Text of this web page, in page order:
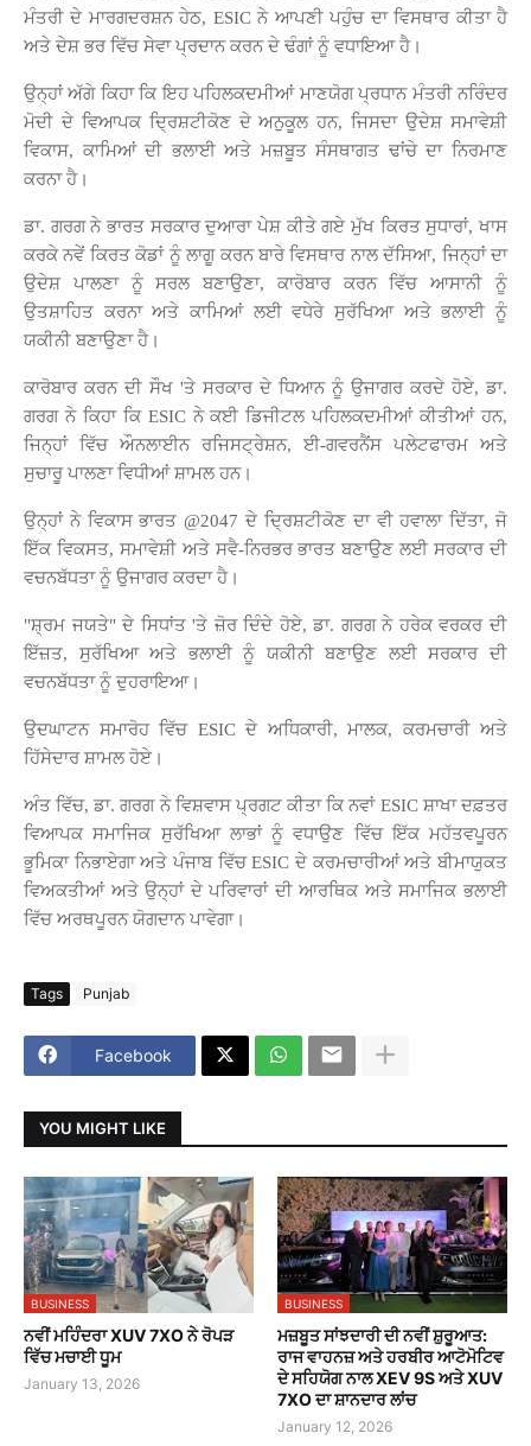
ਮੰਤਰੀ ਦੇ ਮਾਰਗਦਰਸ਼ਨ ਹੇਠ, ESIC ਨੇ ਆਪਣੀ ਪਹੁੰਚ ਦਾ ਵਿਸਥਾਰ ਕੀਤਾ ਹੈ
ਅਤੇ ਦੇਸ਼ ਭਰ ਵਿੱਚ ਸੇਵਾ ਪ੍ਰਦਾਨ ਕਰਨ ਦੇ ਢੰਗਾਂ ਨੂੰ ਵਧਾਇਆ ਹੈ।
ਉਨ੍ਹਾਂ ਅੱਗੇ ਕਿਹਾ ਕਿ ਇਹ ਪਹਿਲਕਦਮੀਆਂ ਮਾਣਯੋਗ ਪ੍ਰਧਾਨ ਮੰਤਰੀ ਨਰਿੰਦਰ
ਮੋਦੀ ਦੇ ਵਿਆਪਕ ਦ੍ਰਿਸ਼ਟੀਕੋਣ ਦੇ ਅਨੁਕੂਲ ਹਨ, ਜਿਸਦਾ ਉਦੇਸ਼ ਸਮਾਵੇਸ਼ੀ
ਵਿਕਾਸ, ਕਾਮਿਆਂ ਦੀ ਭਲਾਈ ਅਤੇ ਮਜ਼ਬੂਤ ​​ਸੰਸਥਾਗਤ ਢਾਂਚੇ ਦਾ ਨਿਰਮਾਣ
ਕਰਨਾ ਹੈ।
ਡਾ. ਗਰਗ ਨੇ ਭਾਰਤ ਸਰਕਾਰ ਦੁਆਰਾ ਪੇਸ਼ ਕੀਤੇ ਗਏ ਮੁੱਖ ਕਿਰਤ ਸੁਧਾਰਾਂ, ਖਾਸ
ਕਰਕੇ ਨਵੇਂ ਕਿਰਤ ਕੋਡਾਂ ਨੂੰ ਲਾਗੂ ਕਰਨ ਬਾਰੇ ਵਿਸਥਾਰ ਨਾਲ ਦੱਸਿਆ, ਜਿਨ੍ਹਾਂ ਦਾ
ਉਦੇਸ਼ ਪਾਲਣਾ ਨੂੰ ਸਰਲ ਬਣਾਉਣਾ, ਕਾਰੋਬਾਰ ਕਰਨ ਵਿੱਚ ਆਸਾਨੀ ਨੂੰ
ਉਤਸ਼ਾਹਿਤ ਕਰਨਾ ਅਤੇ ਕਾਮਿਆਂ ਲਈ ਵਧੇਰੇ ਸੁਰੱਖਿਆ ਅਤੇ ਭਲਾਈ ਨੂੰ
ਯਕੀਨੀ ਬਣਾਉਣਾ ਹੈ।
ਕਾਰੋਬਾਰ ਕਰਨ ਦੀ ਸੌਖ 'ਤੇ ਸਰਕਾਰ ਦੇ ਧਿਆਨ ਨੂੰ ਉਜਾਗਰ ਕਰਦੇ ਹੋਏ, ਡਾ.
ਗਰਗ ਨੇ ਕਿਹਾ ਕਿ ESIC ਨੇ ਕਈ ਡਿਜੀਟਲ ਪਹਿਲਕਦਮੀਆਂ ਕੀਤੀਆਂ ਹਨ,
ਜਿਨ੍ਹਾਂ ਵਿੱਚ ਔਨਲਾਈਨ ਰਜਿਸਟ੍ਰੇਸ਼ਨ, ਈ-ਗਵਰਨੈਂਸ ਪਲੇਟਫਾਰਮ ਅਤੇ
ਸੁਚਾਰੂ ਪਾਲਣਾ ਵਿਧੀਆਂ ਸ਼ਾਮਲ ਹਨ।
ਉਨ੍ਹਾਂ ਨੇ ਵਿਕਾਸ ਭਾਰਤ @2047 ਦੇ ਦ੍ਰਿਸ਼ਟੀਕੋਣ ਦਾ ਵੀ ਹਵਾਲਾ ਦਿੱਤਾ, ਜੋ
ਇੱਕ ਵਿਕਸਤ, ਸਮਾਵੇਸ਼ੀ ਅਤੇ ਸਵੈ-ਨਿਰਭਰ ਭਾਰਤ ਬਣਾਉਣ ਲਈ ਸਰਕਾਰ ਦੀ
ਵਚਨਬੱਧਤਾ ਨੂੰ ਉਜਾਗਰ ਕਰਦਾ ਹੈ।
"ਸ਼੍ਰਮ ਜਯਤੇ" ਦੇ ਸਿਧਾਂਤ 'ਤੇ ਜ਼ੋਰ ਦਿੰਦੇ ਹੋਏ, ਡਾ. ਗਰਗ ਨੇ ਹਰੇਕ ਵਰਕਰ ਦੀ
ਇੱਜ਼ਤ, ਸੁਰੱਖਿਆ ਅਤੇ ਭਲਾਈ ਨੂੰ ਯਕੀਨੀ ਬਣਾਉਣ ਲਈ ਸਰਕਾਰ ਦੀ
ਵਚਨਬੱਧਤਾ ਨੂੰ ਦੁਹਰਾਇਆ।
ਉਦਘਾਟਨ ਸਮਾਰੋਹ ਵਿੱਚ ESIC ਦੇ ਅਧਿਕਾਰੀ, ਮਾਲਕ, ਕਰਮਚਾਰੀ ਅਤੇ
ਹਿੱਸੇਦਾਰ ਸ਼ਾਮਲ ਹੋਏ।
ਅੰਤ ਵਿੱਚ, ਡਾ. ਗਰਗ ਨੇ ਵਿਸ਼ਵਾਸ ਪ੍ਰਗਟ ਕੀਤਾ ਕਿ ਨਵਾਂ ESIC ਸ਼ਾਖਾ ਦਫ਼ਤਰ
ਵਿਆਪਕ ਸਮਾਜਿਕ ਸੁਰੱਖਿਆ ਲਾਭਾਂ ਨੂੰ ਵਧਾਉਣ ਵਿੱਚ ਇੱਕ ਮਹੱਤਵਪੂਰਨ
ਭੂਮਿਕਾ ਨਿਭਾਏਗਾ ਅਤੇ ਪੰਜਾਬ ਵਿੱਚ ESIC ਦੇ ਕਰਮਚਾਰੀਆਂ ਅਤੇ ਬੀਮਾਯੁਕਤ
ਵਿਅਕਤੀਆਂ ਅਤੇ ਉਨ੍ਹਾਂ ਦੇ ਪਰਿਵਾਰਾਂ ਦੀ ਆਰਥਿਕ ਅਤੇ ਸਮਾਜਿਕ ਭਲਾਈ
ਵਿੱਚ ਅਰਥਪੂਰਨ ਯੋਗਦਾਨ ਪਾਵੇਗਾ।
Tags Punjab
Facebook
YOU MIGHT LIKE
BUSINESS
ਨਵੀਂ ਮਹਿੰਦਰਾ XUV 7XO ਨੇ ਰੋਪੜ
ਵਿੱਚ ਮਚਾਈ ਧੂਮ
January 13, 2026
BUSINESS
ਮਜ਼ਬੂਤ ਸਾਂਝਦਾਰੀ ਦੀ ਨਵੀਂ ਸ਼ੁਰੂਆਤ:
ਰਾਜ ਵਾਹਨਜ਼ ਅਤੇ ਹਰਬੀਰ ਆਟੋਮੋਟਿਵ
ਦੇ ਸਹਿਯੋਗ ਨਾਲ XEV 9S ਅਤੇ XUV
7XO ਦਾ ਸ਼ਾਨਦਾਰ ਲਾਂਚ
January 12, 2026